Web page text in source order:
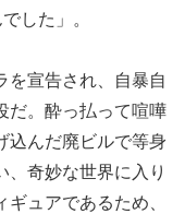
した」。
を宣告され、自暴自
だ。酔っ払って喧嘩
込んだ廃ビルで等身
、奇妙な世界に入り
ュアであるため、